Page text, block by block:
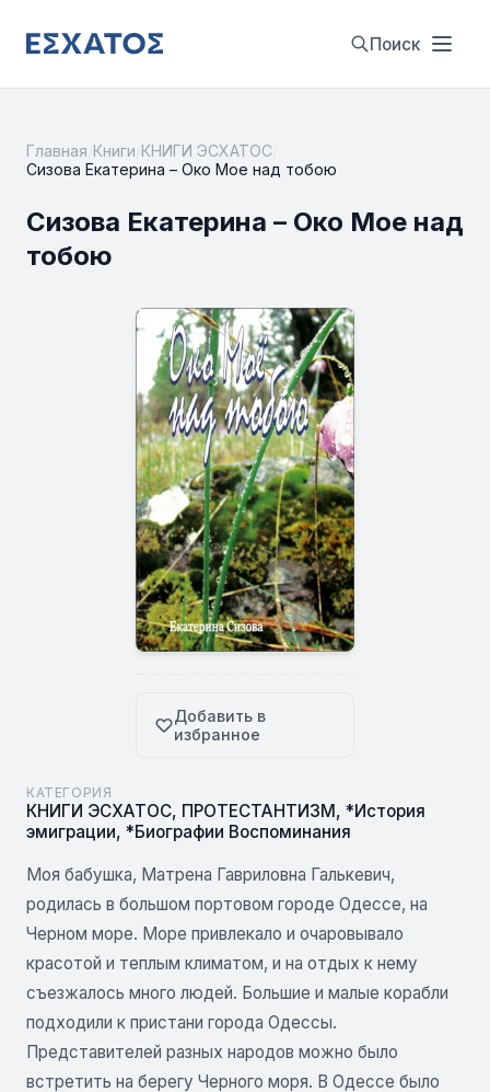
Поиск
Главная Книги КНИГИ ЭСХАТОС
Сизова Екатерина – Око Мое над тобою
Сизова Екатерина – Око Мое над
тобою
Добавить в
избранное
КАТЕГОРИЯ
КНИГИ ЭСХАТОС, ПРОТЕСТАНТИЗМ , *История
эмиграции, *Биографии Воспоминания
Моя бабушка, Матрена Гавриловна Галькевич,
родилась в большом портовом городе Одессе, на
Черном море. Море привлекало и очаровывало
красотой и теплым климатом, и на отдых к нему
съезжалось много людей. Большие и малые корабли
подходили к пристани города Одессы.
Представителей разных народов можно было
встретить на берегу Черного моря. В Одессе было